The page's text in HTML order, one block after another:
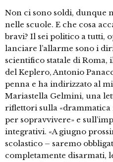
Non ci sono soldi, dunque
nelle scuole. E che cosa
bravi? Il sei politico a tutti,
lanciare l’allarme sono i
scientifico statale di Roma,
del Keplero, Antonio
penna e ha indirizzato al
Mariastella Gelmini, una
riflettori sulla «drammatica
per sopravvivere» e
integrativi. «A giugno
scolastico – saremo
completamente disarmati,